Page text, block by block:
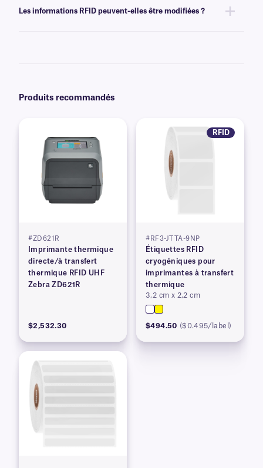
variables ou sérialisées provenant d'une base de données. En savoir plus
Les informations RFID peuvent-elles être modifiées ?
Produits recommandés
#ZD621R
Imprimante thermique
directe/à transfert
thermique RFID UHF
Zebra ZD621R
$2,532.30
RFID
#RF3-JTTA-9NP
Étiquettes RFID
cryogéniques pour
imprimantes à transfert
thermique
3,2 cm x 2,2 cm
$494.50 ($0.495/label)